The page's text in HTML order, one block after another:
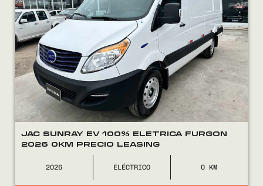
JAC SUNRAY EV 100% ELETRICA FURGON
2026 0KM PRECIO LEASING
2026 ELÉCTRICO 0